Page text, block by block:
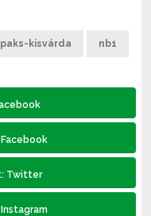
paks-kisvárda nb1